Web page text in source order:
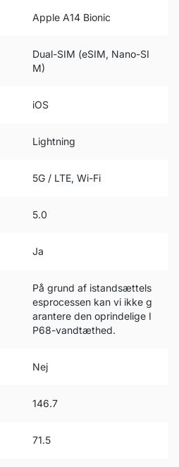
Apple A14 Bionic
Dual-SIM (eSIM, Nano-SI
M)
iOS
Lightning
5G / LTE, Wi-Fi
5.0
Ja
På grund af istandsættels
esprocessen kan vi ikke g
arantere den oprindelige I
P68-vandtæthed.
Nej
146.7
71.5